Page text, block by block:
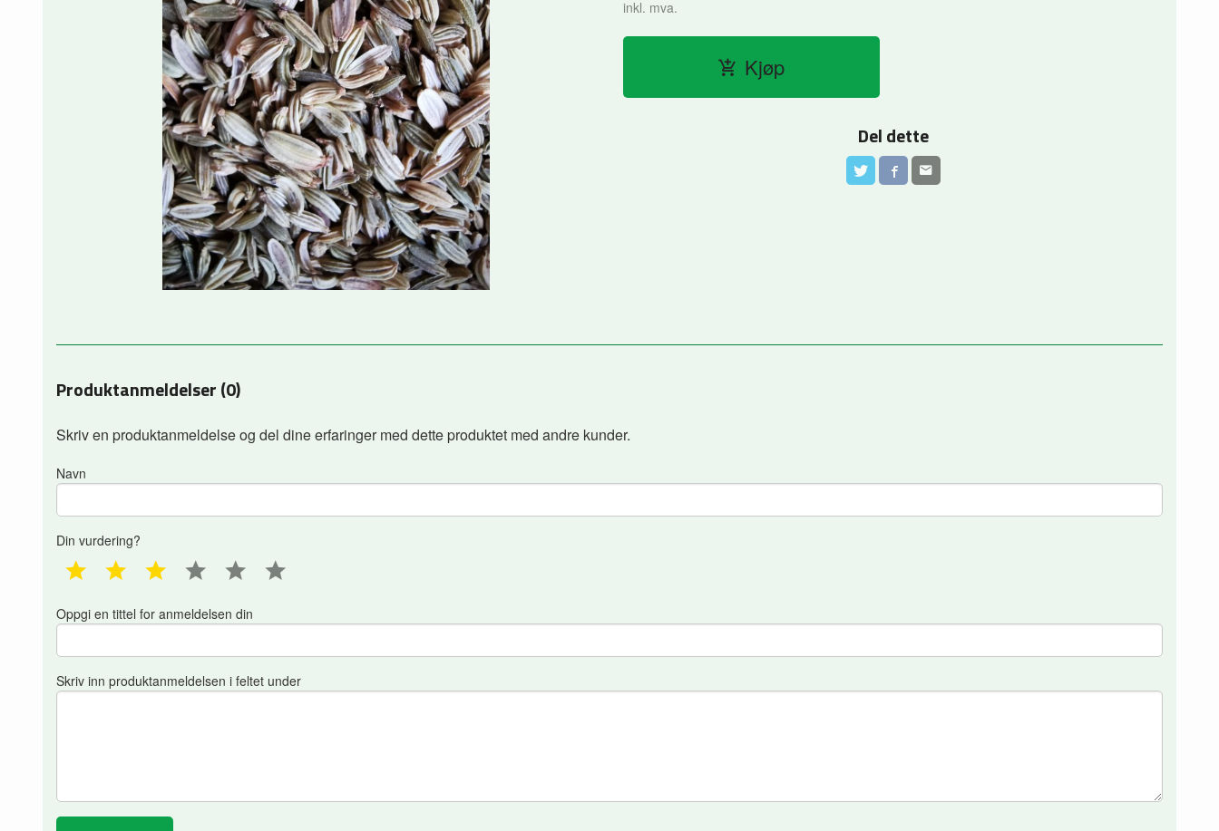
inkl. mva.
Kjøp
Del dette
Produktanmeldelser (0)
Skriv en produktanmeldelse og del dine erfaringer med dette produktet med andre kunder.
Navn
Din vurdering?
1 star 2 star 3 star 4 star 5 star
Oppgi en tittel for anmeldelsen din
Skriv inn produktanmeldelsen i feltet under